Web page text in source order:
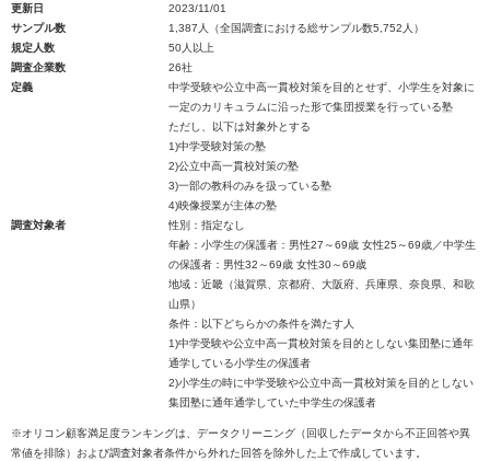
更新日
2023/11/01
サンプル数
1,387人（全国調査における総サンプル数5,752人）
規定人数
50人以上
調査企業数
26社
定義
中学受験や公立中高一貫校対策を目的とせず、小学生を対象に
一定のカリキュラムに沿った形で集団授業を行っている塾
ただし、以下は対象外とする
1)中学受験対策の塾
2)公立中高一貫校対策の塾
3)一部の教科のみを扱っている塾
4)映像授業が主体の塾
調査対象者
性別：指定なし
年齢：小学生の保護者：男性27～69歳 女性25～69歳／中学生
の保護者：男性32～69歳 女性30～69歳
地域：近畿（滋賀県、京都府、大阪府、兵庫県、奈良県、和歌
山県）
条件：以下どちらかの条件を満たす人
1)中学受験や公立中高一貫校対策を目的としない集団塾に通年
通学している小学生の保護者
2)小学生の時に中学受験や公立中高一貫校対策を目的としない
集団塾に通年通学していた中学生の保護者
※オリコン顧客満足度ランキングは、データクリーニング（回収したデータから不正回答や異
常値を排除）および調査対象者条件から外れた回答を除外した上で作成しています。